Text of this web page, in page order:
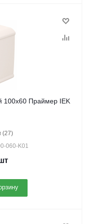
100х60 Праймер IEK
(27)
060-K01